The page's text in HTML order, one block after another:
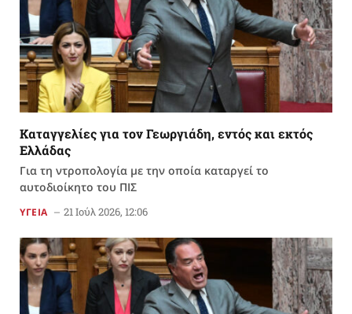
Καταγγελίες για τον Γεωργιάδη, εντός και εκτός
Ελλάδας
Για τη ντροπολογία με την οποία καταργεί το
αυτοδιοίκητο του ΠΙΣ
ΥΓΕΙΑ 21 Ιούλ 2026, 12:06